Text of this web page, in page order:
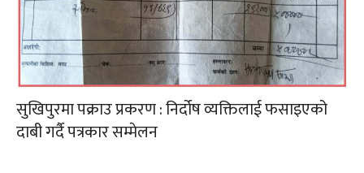
सुखिपुरमा पक्राउ प्रकरण : निर्दोष व्यक्तिलाई फसाइएको
दाबी गर्दै पत्रकार सम्मेलन